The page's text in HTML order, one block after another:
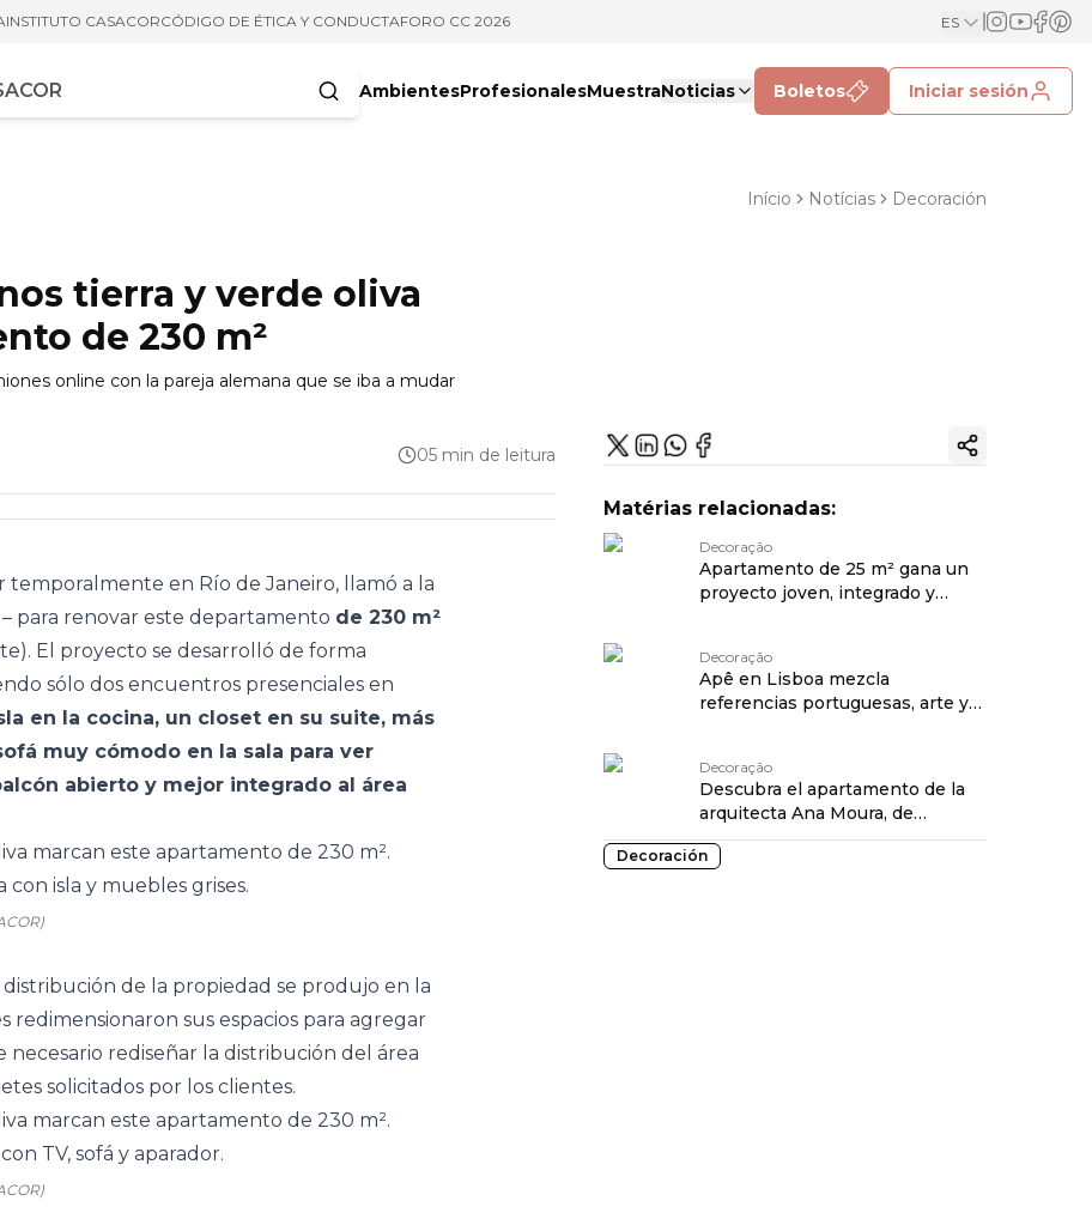
INSTITUTO CASACORCÓDIGO DE ÉTICA Y CONDUCTAFORO CC 2026 ES
AmbientesProfesionalesMuestraNoticias Boletos Iniciar sesión
Início Notícias Decoración
tierra y verde oliva
de 230 m²
online con la pareja alemana que se iba a mudar
05 min de leitura
en Río de Janeiro, llamó a la
– para renovar este departamento de 230 m²
El proyecto se desarrolló de forma
sólo dos encuentros presenciales en
en la cocina, un closet en su suite, más
muy cómodo en la sala para ver
abierto y mejor integrado al área
de la propiedad se produjo en la
redimensionaron sus espacios para agregar
necesario rediseñar la distribución del área
solicitados por los clientes.
Copiar enlace
Matérias relacionadas:
Decoração
Apartamento de 25 m² gana un
proyecto joven, integrado y
Decoração
Apê en Lisboa mezcla
referencias portuguesas, arte y
Decoração
Descubra el apartamento de la
arquitecta Ana Moura, de
CASACOR Pernambuco
Decoración